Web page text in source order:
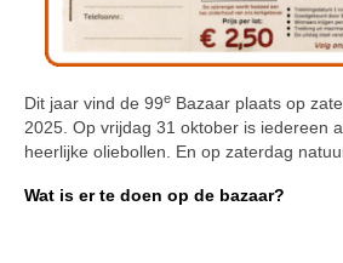
Dit jaar vind de 99e Bazaar plaats op
2025. Op vrijdag 31 oktober is iedereen
heerlijke oliebollen. En op zaterdag
Wat is er te doen op de bazaar?